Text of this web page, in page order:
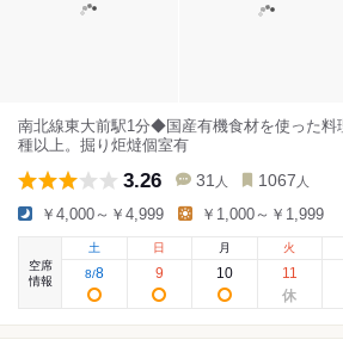
南北線東大前駅1分◆国産有機食材を使った料
種以上。掘り炬燵個室有
3.26 31 人 1067 人
￥4,000～￥4,999 ￥1,000～￥1,999
空席
情報
土
8/8
日
9
月
10
火
11